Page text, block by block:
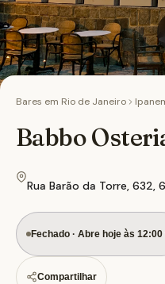
Bares em Rio de Janeiro
Babbo
Rua Barão da Torre, 632,
Fechado · Abre hoje às 12:00
Compartilhar